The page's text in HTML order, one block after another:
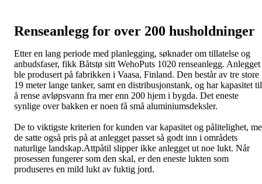
Renseanlegg for over 200 husholdninger
Etter en lang periode med planlegging, søknader om tillatelse og
anbudsfaser, fikk Båtstø sitt WehoPuts 1020 renseanlegg. Anlegget
ble produsert på fabrikken i Vaasa, Finland. Den består av tre store
19 meter lange tanker, samt en distribusjonstank, og har kapasitet til
å rense avløpsvann fra mer enn 200 hjem i bygda. Det eneste
synlige over bakken er noen få små aluminiumsdeksler.
De to viktigste kriterien for kunden var kapasitet og pålitelighet,
de satte også pris på at anlegget passet så godt inn i områdets
naturlige landskap.Attpåtil slipper ikke anlegget ut noe lukt. Når
prosessen fungerer som den skal, er den eneste lukten som
produseres en mild lukt av fuktig jord.